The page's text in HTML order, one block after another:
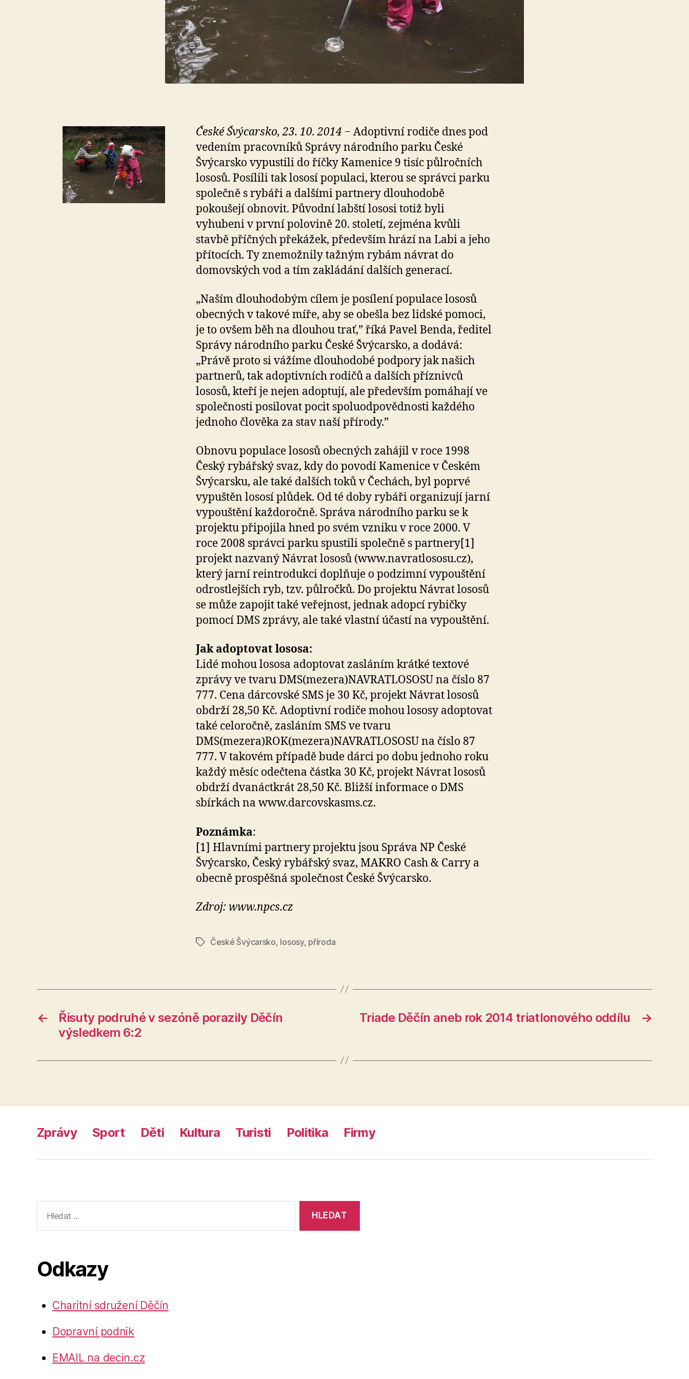
České Švýcarsko, 23. 10. 2014 − Adoptivní rodiče dnes pod
vedením pracovníků Správy národního parku České
Švýcarsko vypustili do říčky Kamenice 9 tisíc půlročních
lososů. Posílili tak lososí populaci, kterou se správci parku
společně s rybáři a dalšími partnery dlouhodobě
pokoušejí obnovit. Původní labští lososi totiž byli
vyhubeni v první polovině 20. století, zejména kvůli
stavbě příčných překážek, především hrází na Labi a jeho
přítocích. Ty znemožnily tažným rybám návrat do
domovských vod a tím zakládání dalších generací.
„Naším dlouhodobým cílem je posílení populace lososů
obecných v takové míře, aby se obešla bez lidské pomoci,
je to ovšem běh na dlouhou trať,” říká Pavel Benda, ředitel
Správy národního parku České Švýcarsko, a dodává:
„Právě proto si vážíme dlouhodobé podpory jak našich
partnerů, tak adoptivních rodičů a dalších příznivců
lososů, kteří je nejen adoptují, ale především pomáhají ve
společnosti posilovat pocit spoluodpovědnosti každého
jednoho člověka za stav naší přírody.”
Obnovu populace lososů obecných zahájil v roce 1998
Český rybářský svaz, kdy do povodí Kamenice v Českém
Švýcarsku, ale také dalších toků v Čechách, byl poprvé
vypuštěn lososí plůdek. Od té doby rybáři organizují jarní
vypouštění každoročně. Správa národního parku se k
projektu připojila hned po svém vzniku v roce 2000. V
roce 2008 správci parku spustili společně s partnery[1]
projekt nazvaný Návrat lososů (www.navratlososu.cz),
který jarní reintrodukci doplňuje o podzimní vypouštění
odrostlejších ryb, tzv. půlročků. Do projektu Návrat lososů
se může zapojit také veřejnost, jednak adopcí rybičky
pomocí DMS zprávy, ale také vlastní účastí na vypouštění.
Jak adoptovat lososa:
Lidé mohou lososa adoptovat zasláním krátké textové
zprávy ve tvaru DMS(mezera)NAVRATLOSOSU na číslo 87
777. Cena dárcovské SMS je 30 Kč, projekt Návrat lososů
obdrží 28,50 Kč. Adoptivní rodiče mohou lososy adoptovat
také celoročně, zasláním SMS ve tvaru
DMS(mezera)ROK(mezera)NAVRATLOSOSU na číslo 87
777. V takovém případě bude dárci po dobu jednoho roku
každý měsíc odečtena částka 30 Kč, projekt Návrat lososů
obdrží dvanáctkrát 28,50 Kč. Bližší informace o DMS
sbírkách na www.darcovskasms.cz.
Poznámka:
[1] Hlavními partnery projektu jsou Správa NP České
Švýcarsko, Český rybářský svaz, MAKRO Cash & Carry a
obecně prospěšná společnost České Švýcarsko.
Zdroj: www.npcs.cz
ŠtítkyČeské Švýcarsko, lososy, příroda
←
Řisuty podruhé v sezóně porazily Děčín
výsledkem 6:2
→
Triade Děčín aneb rok 2014 triatlonového oddílu
Zprávy Sport Děti Kultura Turisti Politika Firmy
vyhledávání:
Odkazy
Charitní sdružení Děčín
Dopravní podnik
EMAIL na decin.cz